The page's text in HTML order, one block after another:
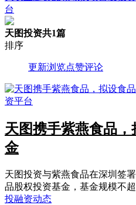
台
天图投资共1篇
排序
更新浏览点赞评论
天图携手紫燕食品
金
天图投资与紫燕食品在深圳签
品股权投资基金，基金规模不超
投融资动态